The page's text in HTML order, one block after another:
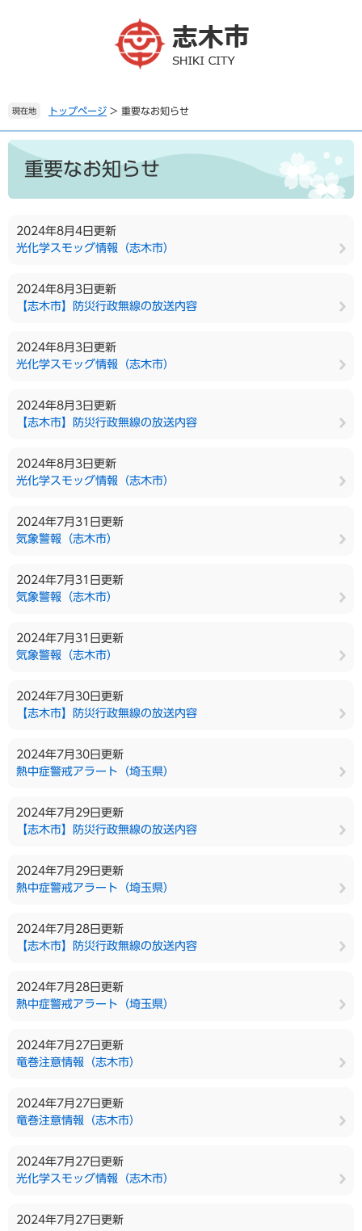
。
て
へ
現在地 トップページ > 重要なお知らせ
本
重要なお知らせ
2024年8月4日更新
光化学スモッグ情報（志木市）
2024年8月3日更新
【志木市】防災行政無線の放送内容
2024年8月3日更新
光化学スモッグ情報（志木市）
2024年8月3日更新
【志木市】防災行政無線の放送内容
2024年8月3日更新
光化学スモッグ情報（志木市）
2024年7月31日更新
気象警報（志木市）
2024年7月31日更新
気象警報（志木市）
2024年7月31日更新
気象警報（志木市）
2024年7月30日更新
【志木市】防災行政無線の放送内容
2024年7月30日更新
熱中症警戒アラート（埼玉県）
2024年7月29日更新
【志木市】防災行政無線の放送内容
2024年7月29日更新
熱中症警戒アラート（埼玉県）
2024年7月28日更新
【志木市】防災行政無線の放送内容
2024年7月28日更新
熱中症警戒アラート（埼玉県）
2024年7月27日更新
竜巻注意情報（志木市）
2024年7月27日更新
竜巻注意情報（志木市）
2024年7月27日更新
光化学スモッグ情報（志木市）
2024年7月27日更新